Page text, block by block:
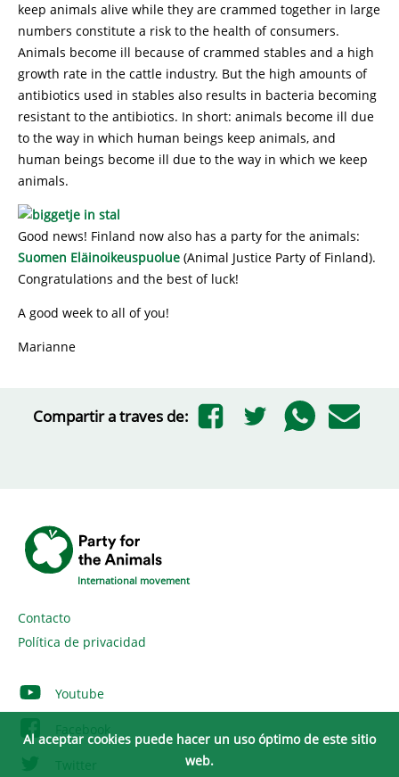
keep animals alive while they are crammed together in large
numbers constitute a risk to the health of consumers.
Animals become ill because of crammed stables and a high
growth rate in the cattle industry. But the high amounts of
antibiotics used in stables also results in bacteria becoming
resistant to the antibiotics. In short: animals become ill due
to the way in which human beings keep animals, and
human beings become ill due to the way in which we keep
animals.
Good news! Finland now also has a party for the animals:
Suomen Eläinoikeuspuolue (Animal Justice Party of Finland).
Congratulations and the best of luck!
A good week to all of you!
Marianne
Compartir a traves de:
International movement
Contacto
Política de privacidad
Youtube
Facebook
Twitter
Al aceptar cookies puede hacer un uso óptimo de este sitio
web.